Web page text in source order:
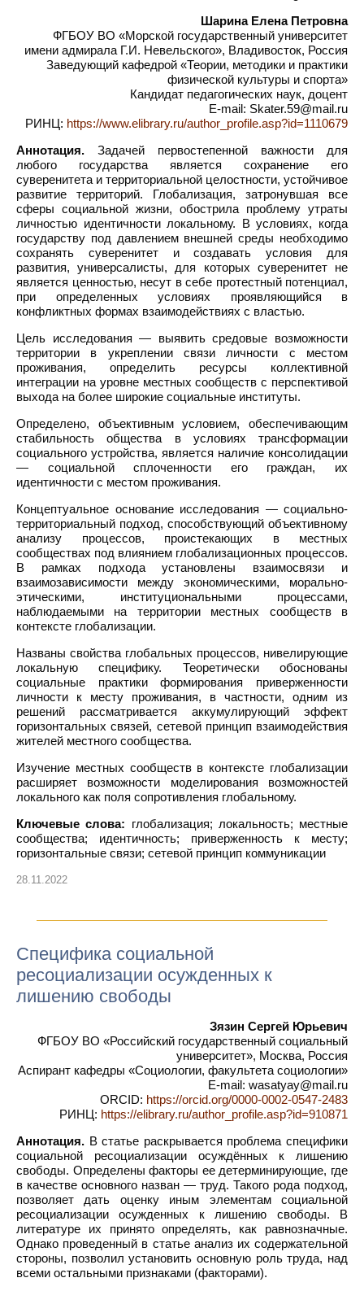
Шарина Елена Петровна
ФГБОУ ВО «Морской государственный университет
имени адмирала Г.И. Невельского», Владивосток, Россия
Заведующий кафедрой «Теории, методики и практики
физической культуры и спорта»
Кандидат педагогических наук, доцент
E-mail: Skater.59@mail.ru
РИНЦ: https://www.elibrary.ru/author_profile.asp?id=1110679
Аннотация. Задачей первостепенной важности для
любого государства является сохранение его
суверенитета и территориальной целостности, устойчивое
развитие территорий. Глобализация, затронувшая все
сферы социальной жизни, обострила проблему утраты
личностью идентичности локальному. В условиях, когда
государству под давлением внешней среды необходимо
сохранять суверенитет и создавать условия для
развития, универсалисты, для которых суверенитет не
является ценностью, несут в себе протестный потенциал,
при определенных условиях проявляющийся в
конфликтных формах взаимодействиях с властью.
Цель исследования — выявить средовые возможности
территории в укреплении связи личности с местом
проживания, определить ресурсы коллективной
интеграции на уровне местных сообществ с перспективой
выхода на более широкие социальные институты.
Определено, объективным условием, обеспечивающим
стабильность общества в условиях трансформации
социального устройства, является наличие консолидации
— социальной сплоченности его граждан, их
идентичности с местом проживания.
Концептуальное основание исследования — социально-
территориальный подход, способствующий объективному
анализу процессов, проистекающих в местных
сообществах под влиянием глобализационных процессов.
В рамках подхода установлены взаимосвязи и
взаимозависимости между экономическими, морально-
этическими, институциональными процессами,
наблюдаемыми на территории местных сообществ в
контексте глобализации.
Названы свойства глобальных процессов, нивелирующие
локальную специфику. Теоретически обоснованы
социальные практики формирования приверженности
личности к месту проживания, в частности, одним из
решений рассматривается аккумулирующий эффект
горизонтальных связей, сетевой принцип взаимодействия
жителей местного сообщества.
Изучение местных сообществ в контексте глобализации
расширяет возможности моделирования возможностей
локального как поля сопротивления глобальному.
Ключевые слова: глобализация; локальность; местные
сообщества; идентичность; приверженность к месту;
горизонтальные связи; сетевой принцип коммуникации
28.11.2022
Специфика социальной
ресоциализации осужденных к
лишению свободы
Зязин Сергей Юрьевич
ФГБОУ ВО «Российский государственный социальный
университет», Москва, Россия
Аспирант кафедры «Социологии, факультета социологии»
E-mail: wasatyay@mail.ru
ORCID: https://orcid.org/0000-0002-0547-2483
РИНЦ: https://elibrary.ru/author_profile.asp?id=910871
Аннотация. В статье раскрывается проблема специфики
социальной ресоциализации осуждённых к лишению
свободы. Определены факторы ее детерминирующие, где
в качестве основного назван — труд. Такого рода подход,
позволяет дать оценку иным элементам социальной
ресоциализации осужденных к лишению свободы. В
литературе их принято определять, как равнозначные.
Однако проведенный в статье анализ их содержательной
стороны, позволил установить основную роль труда, над
всеми остальными признаками (факторами).